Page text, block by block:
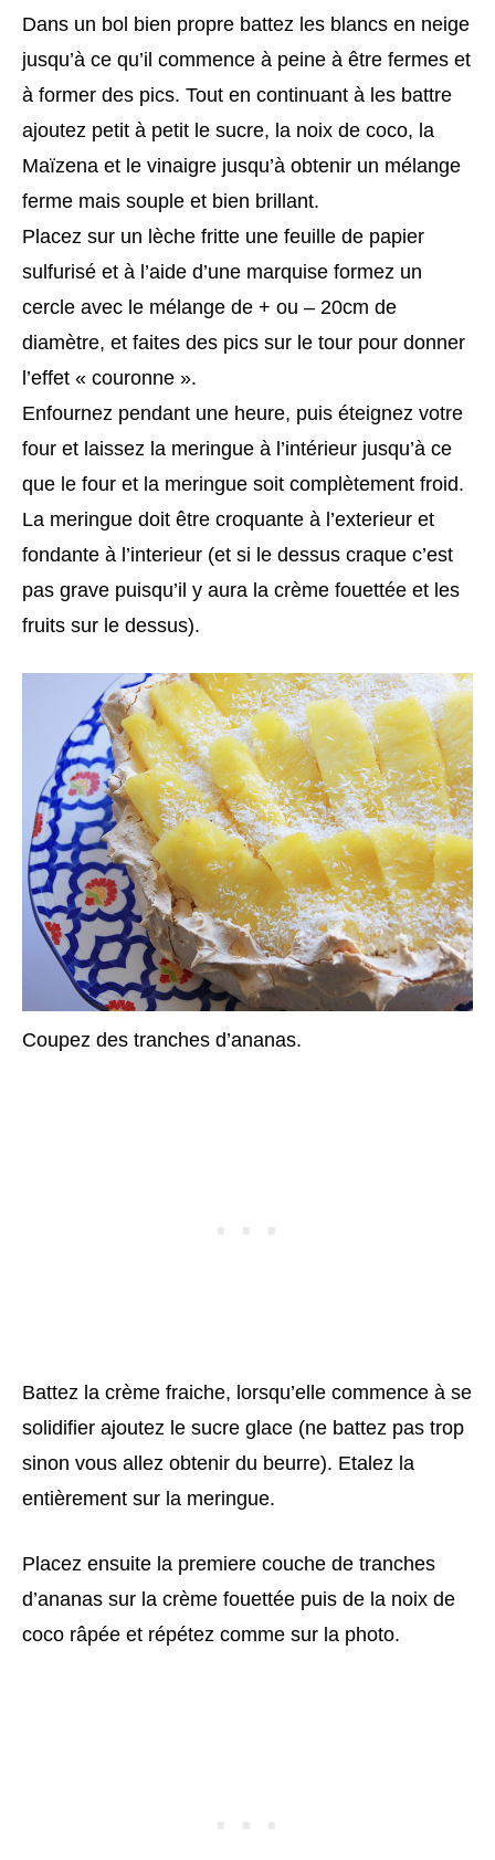
Dans un bol bien propre battez les blancs en neige
jusqu’à ce qu’il commence à peine à être fermes et
à former des pics. Tout en continuant à les battre
ajoutez petit à petit le sucre, la noix de coco, la
Maïzena et le vinaigre jusqu’à obtenir un mélange
ferme mais souple et bien brillant.
Placez sur un lèche fritte une feuille de papier
sulfurisé et à l’aide d’une marquise formez un
cercle avec le mélange de + ou – 20cm de
diamètre, et faites des pics sur le tour pour donner
l’effet « couronne ».
Enfournez pendant une heure, puis éteignez votre
four et laissez la meringue à l’intérieur jusqu’à ce
que le four et la meringue soit complètement froid.
La meringue doit être croquante à l’exterieur et
fondante à l’interieur (et si le dessus craque c’est
pas grave puisqu’il y aura la crème fouettée et les
fruits sur le dessus).
Coupez des tranches d’ananas.
Battez la crème fraiche, lorsqu’elle commence à se
solidifier ajoutez le sucre glace (ne battez pas trop
sinon vous allez obtenir du beurre). Etalez la
entièrement sur la meringue.
Placez ensuite la premiere couche de tranches
d’ananas sur la crème fouettée puis de la noix de
coco râpée et répétez comme sur la photo.